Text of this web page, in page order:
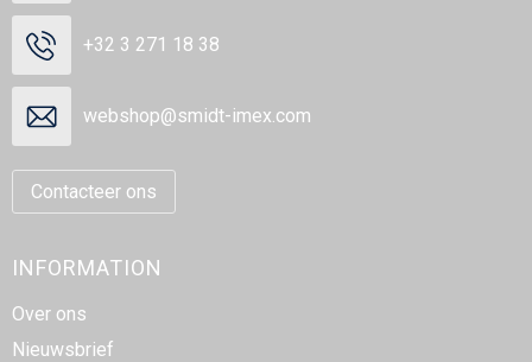
+32 3 271 18 38
webshop@smidt-imex.com
Contacteer ons
INFORMATION
Over ons
Nieuwsbrief